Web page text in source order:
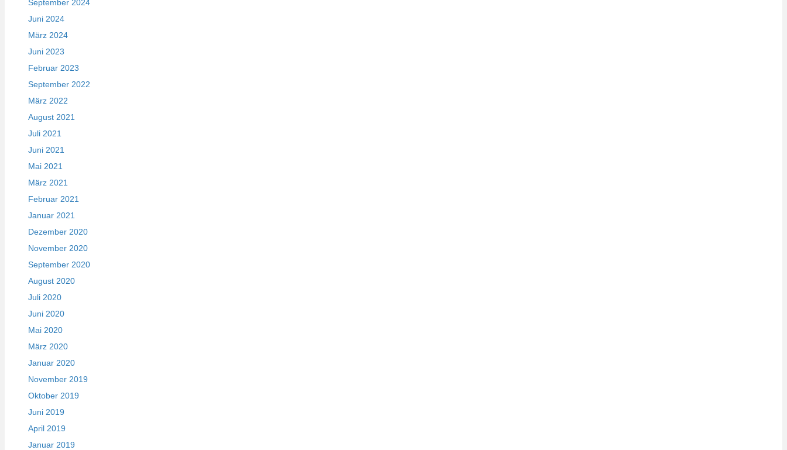
September 2024
Juni 2024
März 2024
Juni 2023
Februar 2023
September 2022
März 2022
August 2021
Juli 2021
Juni 2021
Mai 2021
März 2021
Februar 2021
Januar 2021
Dezember 2020
November 2020
September 2020
August 2020
Juli 2020
Juni 2020
Mai 2020
März 2020
Januar 2020
November 2019
Oktober 2019
Juni 2019
April 2019
Januar 2019